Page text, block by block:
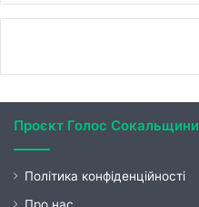
Проєкт Голос Сокальщини
Політика конфіденційності